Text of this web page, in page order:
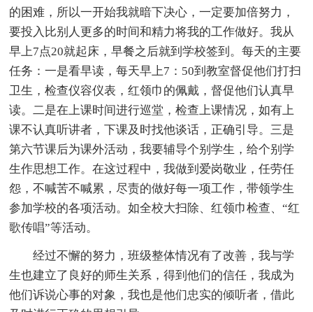
的困难，所以一开始我就暗下决心，一定要加倍努力，
要投入比别人更多的时间和精力将我的工作做好。我从
早上7点20就起床，早餐之后就到学校签到。每天的主要
任务：一是看早读，每天早上7：50到教室督促他们打扫
卫生，检查仪容仪表，红领巾的佩戴，督促他们认真早
读。二是在上课时间进行巡堂，检查上课情况，如有上
课不认真听讲者，下课及时找他谈话，正确引导。三是
第六节课后为课外活动，我要辅导个别学生，给个别学
生作思想工作。在这过程中，我做到爱岗敬业，任劳任
怨，不喊苦不喊累，尽责的做好每一项工作，带领学生
参加学校的各项活动。如全校大扫除、红领巾检查、“红
歌传唱”等活动。
经过不懈的努力，班级整体情况有了改善，我与学
生也建立了良好的师生关系，得到他们的信任，我成为
他们诉说心事的对象，我也是他们忠实的倾听者，借此